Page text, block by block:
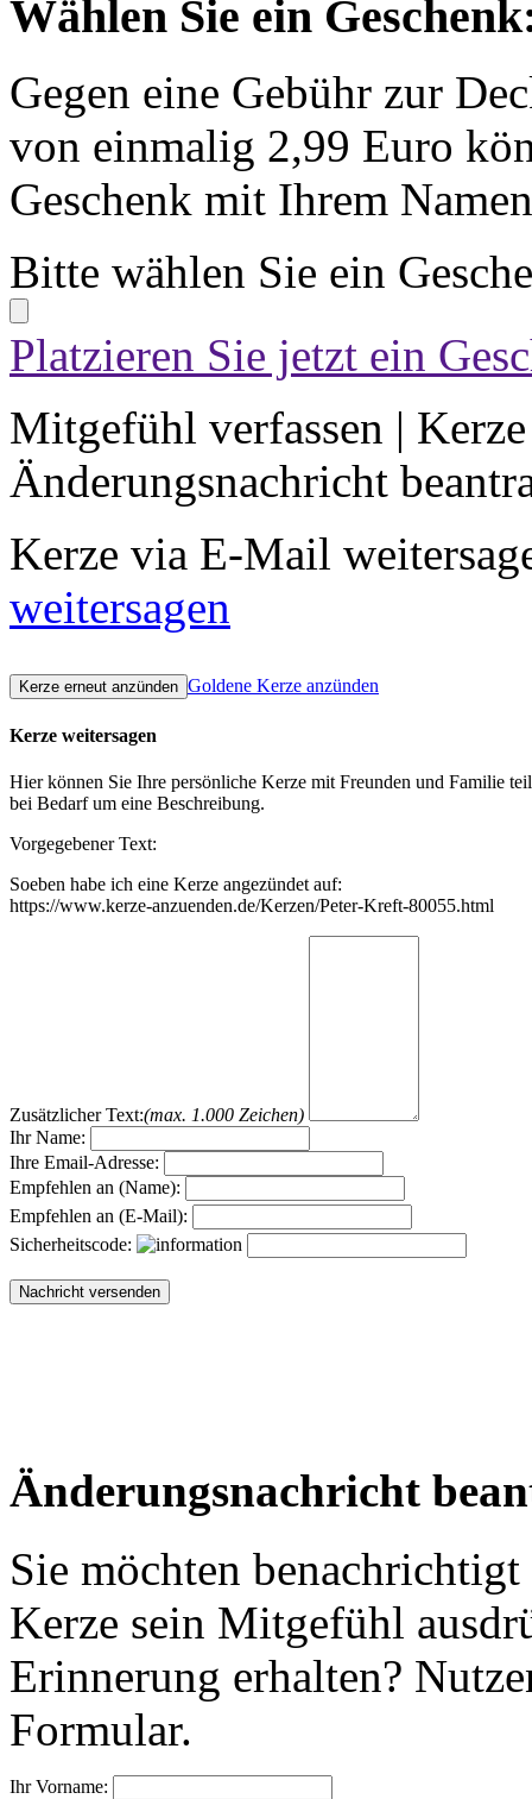
Wählen Sie ein
Gegen eine Gebühr zur
von einmalig 2,99 Euro
Geschenk mit Ihrem
Bitte wählen Sie ein
Platzieren Sie jetzt ein
Mitgefühl verfassen |
Änderungsnachricht
Kerze via E-Mail
weitersagen
Goldene Kerze anzünden
Kerze weitersagen
Hier können Sie Ihre persönliche Kerze mit Freunden und Familie
bei Bedarf um eine Beschreibung.
Vorgegebener Text:
Soeben habe ich eine Kerze angezündet auf:
https://www.kerze-anzuenden.de/Kerzen/Peter-Kreft-80055.html
Zusätzlicher Text:(max. 1.000 Zeichen)
Ihr Name:
Ihre Email-Adresse:
Empfehlen an (Name):
Empfehlen an (E-Mail):
Sicherheitscode:
Änderungsnachricht
Sie möchten
Kerze sein Mitgefühl
Erinnerung erhalten?
Formular.
Ihr Vorname: